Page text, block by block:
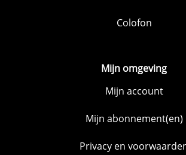
Colofon
Mijn omgeving
Mijn account
Mijn abonnement(en)
Privacy en